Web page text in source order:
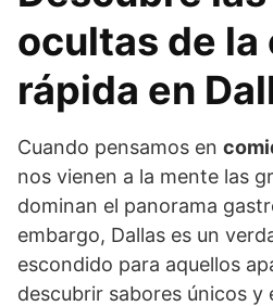
ocultas de la
rápida en
Cuando pensamos en
nos vienen a la mente las
dominan el panorama
embargo, Dallas es un
escondido para aquellos
descubrir sabores únicos y